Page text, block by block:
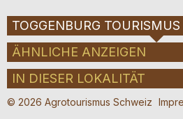
TOGGENBURG TOURISMUS
ÄHNLICHE ANZEIGEN
IN DIESER LOKALITÄT
© 2026 Agrotourismus Schweiz